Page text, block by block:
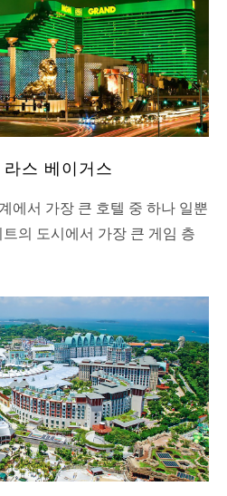
스 베이거스
에서 가장 큰 호텔 중 하나 일뿐
의 도시에서 가장 큰 게임 층